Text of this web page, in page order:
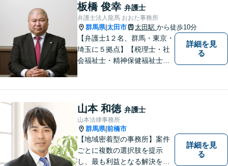
板橋 俊幸 弁護士
弁護士法人龍馬 おおた事務所
群馬県|太田市 太田駅 から徒歩10分
【弁護士1２名、群馬・東京・
埼玉に５拠点】【税理士・社
会福祉士・精神保健福祉士が
能】
詳細を見
る
山本 和徳 弁護士
山本法律事務所
群馬県|前橋市
【地域密着型の事務所】案件
ごとに複数の選択肢を提示
し、最も利益となる解決を目
詳細を見
る